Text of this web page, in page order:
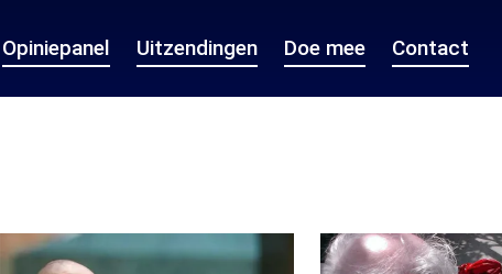
Opiniepanel Uitzendingen Doe mee Contact